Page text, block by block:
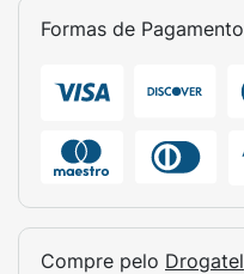
Formas de Pagamento
Compre pelo Drogatel